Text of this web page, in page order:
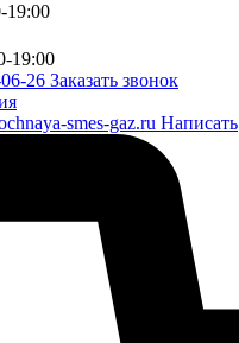
19:00
19:00
26 Заказать звонок
smes-gaz.ru Написать